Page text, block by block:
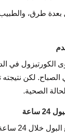
بعدة طرق،
الكورتيزول في
لكن نتيجته
الصحية.
في هذا